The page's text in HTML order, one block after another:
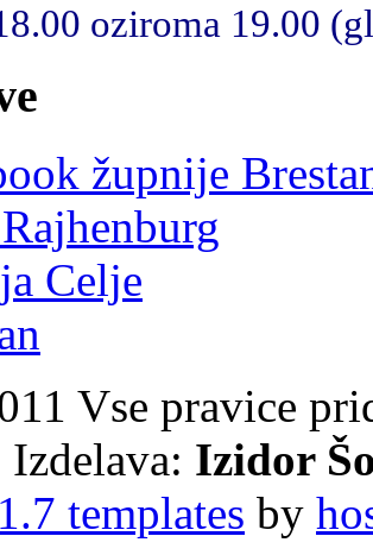
oziroma 19.00
župnije
Celje
Vse pravice
Izdelava: Izidor
templates by